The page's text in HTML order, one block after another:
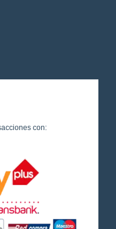
con: